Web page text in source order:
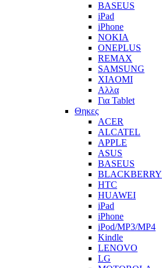
BASEUS
iPad
iPhone
NOKIA
ONEPLUS
REMAX
SAMSUNG
XIAOMI
Αλλα
Για Tablet
Θηκες
ACER
ALCATEL
APPLE
ASUS
BASEUS
BLACKBERRY
HTC
HUAWEI
iPad
iPhone
iPod/MP3/MP4
Kindle
LENOVO
LG